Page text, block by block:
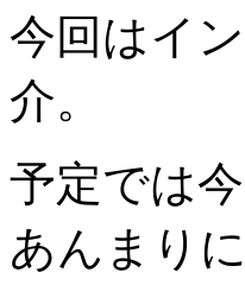
今回はイ
介。
予定では
あんまり